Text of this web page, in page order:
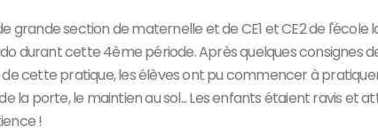
grande section de maternelle et de CE1 et CE2 de
durant cette 4ème période. Après quelques consignes
cette pratique, les élèves ont pu commencer à
la porte, le maintien au sol... Les enfants étaient ravis et
!